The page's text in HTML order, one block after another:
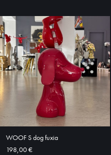
WOOF S dog fuxia
198,00 €